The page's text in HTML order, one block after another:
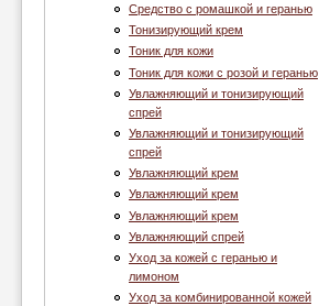
Средство с ромашкой и геранью
Тонизирующий крем
Тоник для кожи
Тоник для кожи с розой и геранью
Увлажняющий и тонизирующий
спрей
Увлажняющий и тонизирующий
спрей
Увлажняющий крем
Увлажняющий крем
Увлажняющий крем
Увлажняющий спрей
Уход за кожей с геранью и
лимоном
Уход за комбинированной кожей